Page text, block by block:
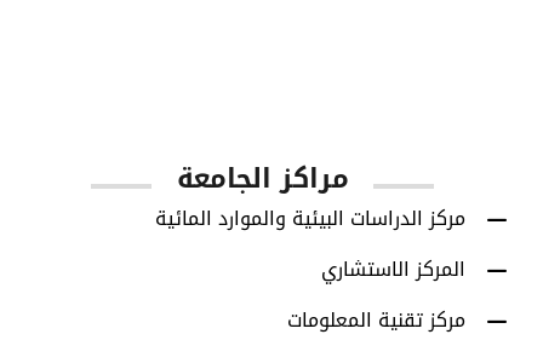
مراكز الجامعة
مركز الدراسات البيئية والموارد المائية
المركز الاستشاري
مركز تقنية المعلومات